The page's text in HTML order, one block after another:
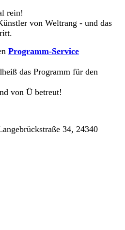
rein!
von Weltrang - und das
Programm-Service
das Programm für den
von Ü betreut!
34, 24340